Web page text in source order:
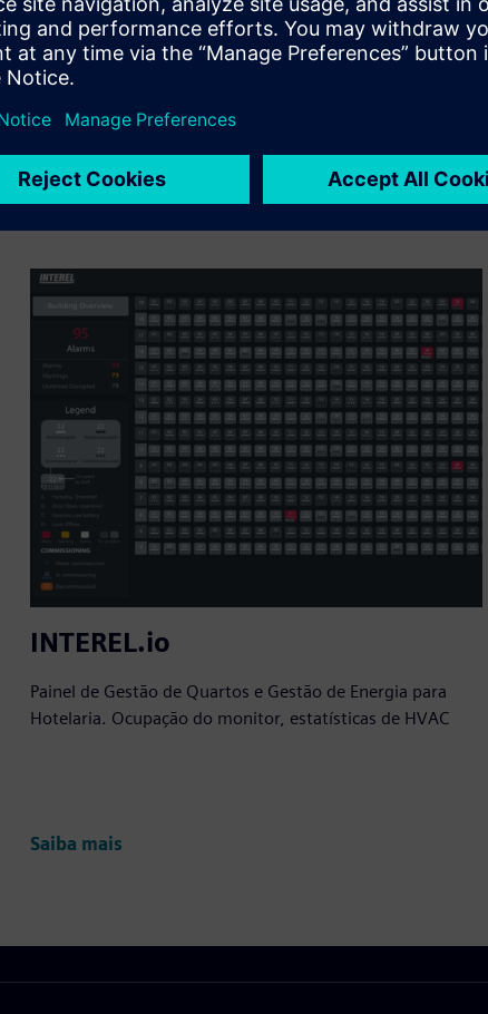
uma nova solução para o cliente através da integração do
produto Siemens Xcelerator e do seu próprio produto
INTEREL.io
Painel de Gestão de Quartos e Gestão de Energia para
Hotelaria. Ocupação do monitor, estatísticas de HVAC
Saiba mais